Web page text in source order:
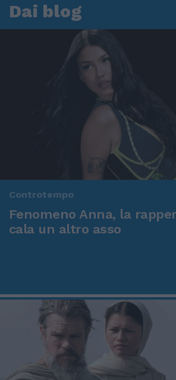
Dai blog
Controtempo
Fenomeno Anna, la
cala un altro asso